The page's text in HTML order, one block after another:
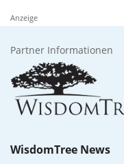
Anzeige
Partner Informationen
WisdomTree News